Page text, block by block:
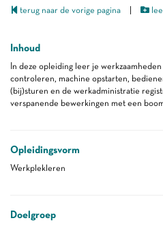
terug naar de vorige pagina
Inhoud
In deze opleiding leer je
controleren, machine opstarten,
(bij)sturen en de werkadministratie
verspanende bewerkingen met een
Opleidingsvorm
Werkplekleren
Doelgroep